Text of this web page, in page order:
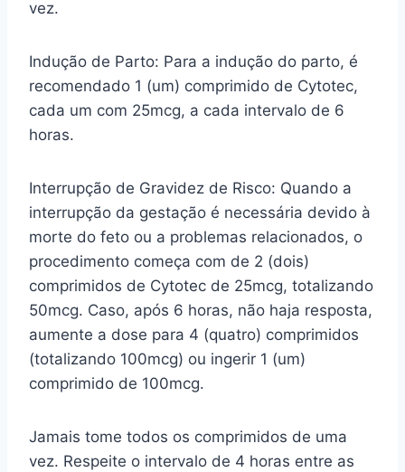
vez.
Indução de Parto: Para a indução do parto, é
recomendado 1 (um) comprimido de Cytotec,
cada um com 25mcg, a cada intervalo de 6
horas.
Interrupção de Gravidez de Risco: Quando a
interrupção da gestação é necessária devido à
morte do feto ou a problemas relacionados, o
procedimento começa com de 2 (dois)
comprimidos de Cytotec de 25mcg, totalizando
50mcg. Caso, após 6 horas, não haja resposta,
aumente a dose para 4 (quatro) comprimidos
(totalizando 100mcg) ou ingerir 1 (um)
comprimido de 100mcg.
Jamais tome todos os comprimidos de uma
vez. Respeite o intervalo de 4 horas entre as